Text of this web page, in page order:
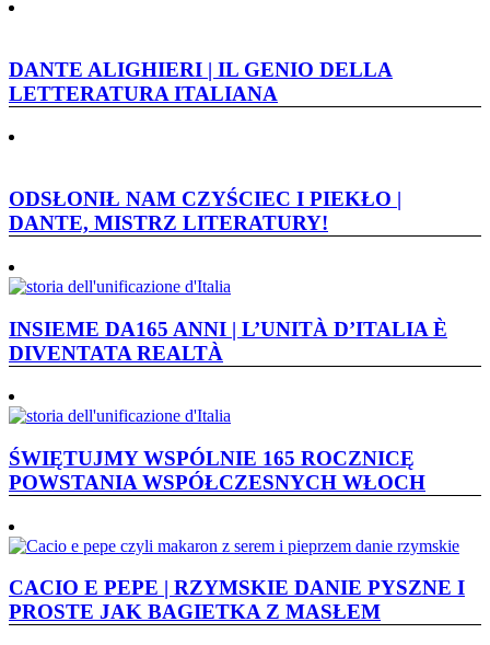
DANTE ALIGHIERI | IL GENIO DELLA
LETTERATURA ITALIANA
ODSŁONIŁ NAM CZYŚCIEC I PIEKŁO |
DANTE, MISTRZ LITERATURY!
INSIEME DA165 ANNI | L’UNITÀ D’ITALIA È
DIVENTATA REALTÀ
ŚWIĘTUJMY WSPÓLNIE 165 ROCZNICĘ
POWSTANIA WSPÓŁCZESNYCH WŁOCH
CACIO E PEPE | RZYMSKIE DANIE PYSZNE I
PROSTE JAK BAGIETKA Z MASŁEM